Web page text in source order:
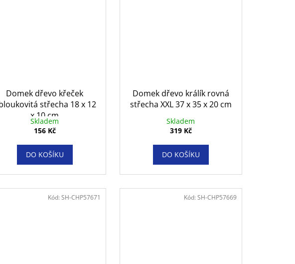
Domek dřevo křeček
střecha 18 x 12
x 10 cm
Skladem
156 Kč
DO KOŠÍKU
Domek dřevo králík rovná
střecha XXL 37 x 35 x 20 cm
Skladem
319 Kč
DO KOŠÍKU
Kód: SH-CHP57671 Kód: SH-CHP57669